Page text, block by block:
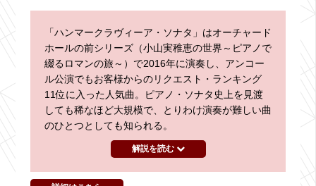
「ハンマークラヴィーア・ソナタ」はオーチャード
ホールの前シリーズ（小山実稚恵の世界～ピアノで
綴るロマンの旅～）で2016年に演奏し、アンコー
ル公演でもお客様からのリクエスト・ランキング
11位に入った人気曲。ピアノ・ソナタ史上を見渡
しても稀なほど大規模で、とりわけ演奏が難しい曲
のひとつとしても知られる。
解説を読む